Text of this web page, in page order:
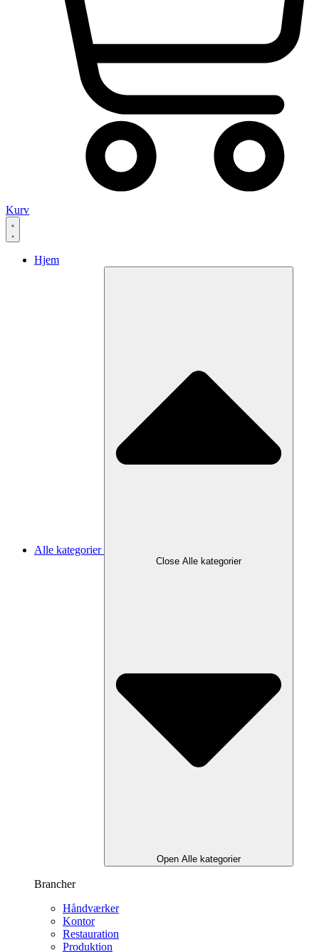
Kurv
Hjem
Alle kategorier
Close Alle kategorier
Open Alle kategorier
Brancher
Håndværker
Kontor
Restauration
Produktion